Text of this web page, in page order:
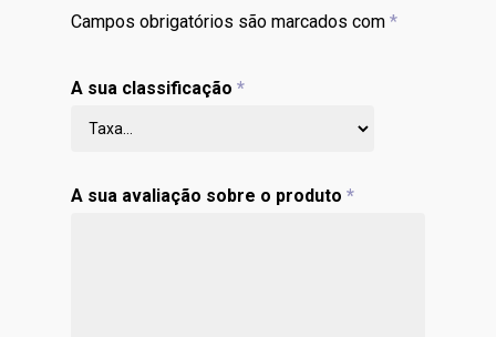
Campos obrigatórios são marcados com *
A sua classificação *
A sua avaliação sobre o produto *